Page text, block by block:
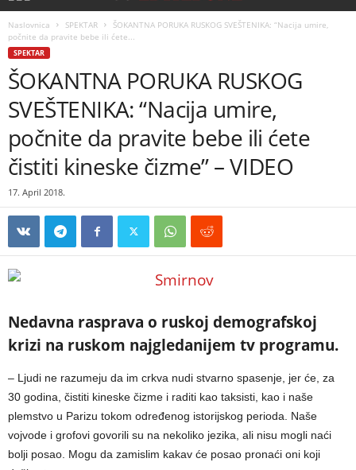
Naslovnica SPEKTAR
ŠOKANTNA PORUKA RUSKOG SVEŠTENIKA: “Nacija umire,
počnite da pravite bebe ili ćete...
SPEKTAR
ŠOKANTNA PORUKA RUSKOG
SVEŠTENIKA: “Nacija umire,
počnite da pravite bebe ili ćete
čistiti kineske čizme” – VIDEO
17. April 2018.
Nedavna rasprava o ruskoj demografskoj
krizi na ruskom najgledanijem tv programu.
– Ljudi ne razumeju da im crkva nudi stvarno spasenje, jer će, za
30 godina, čistiti kineske čizme i raditi kao taksisti, kao i naše
plemstvo u Parizu tokom određenog istorijskog perioda. Naše
vojvode i grofovi govorili su na nekoliko jezika, ali nisu mogli naći
bolji posao. Mogu da zamislim kakav će posao pronaći oni koji